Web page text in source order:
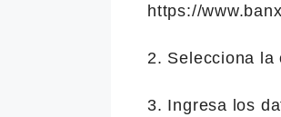
https://
2. Selecciona la
3. Ingresa los